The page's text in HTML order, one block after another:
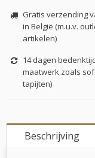
Gratis verzending
in België (m.u.v.
artikelen)
14 dagen
maatwerk zoals
tapijten)
Beschrijving